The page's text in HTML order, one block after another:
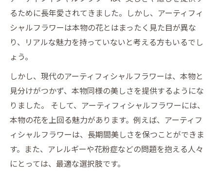
るために長年愛されてきました。しかし、アーティフィ
シャルフラワーは本物の花とはまったく見た目が異な
り、リアルな魅力を持っていないと考える方もいるでし
ょう。
しかし、現代のアーティフィシャルフラワーは、本物と
見分けがつかず、本物同様の美しさを提供するようにな
りました。 そして、アーティフィシャルフラワーには、
本物の花を上回る魅力があります。例えば、アーティフ
ィシャルフラワーは、長期間美しさを保つことができま
す。また、アレルギーや花粉症などの問題を抱える人々
にとっては、最適な選択肢です。